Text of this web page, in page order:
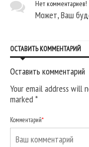
Нет комментариев!
Может, Ваш
ОСТАВИТЬ КОММЕНТАРИЙ
Оставить комментарий
Your email address will
marked*
Комментарий*